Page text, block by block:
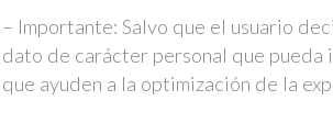
– Importante: Salvo que el usuario
dato de carácter personal que
que ayuden a la optimización de la